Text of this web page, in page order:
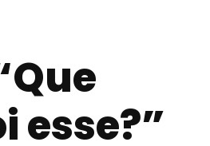
esse?”